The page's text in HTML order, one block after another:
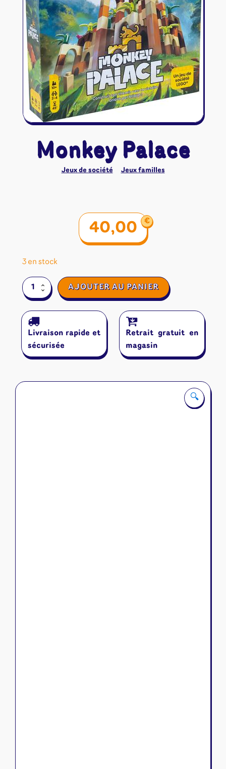
Naruto Mythos
Autres
Tapis de jeu
🔍
Monkey Palace
Jeux de société Jeux familles
40,00 €
3 en stock
quantité
de
Palace
AJOUTER AU PANIER
Livraison rapide et
sécurisée
Retrait gratuit en
magasin